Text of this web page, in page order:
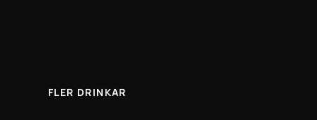
FLER DRINKAR